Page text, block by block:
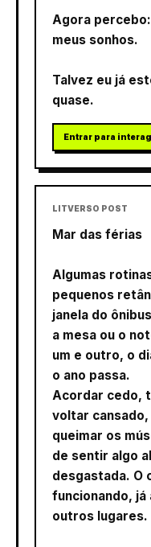
Agora
meus sonhos.
Talvez eu já
quase.
Entrar para
LITVERSO POST
Mar das férias
Algumas
pequenos
janela do
a mesa ou o
um e outro, o
o ano passa.
Acordar cedo,
voltar
queimar os
de sentir algo
desgastada. O
funcionando, já
outros lugares.